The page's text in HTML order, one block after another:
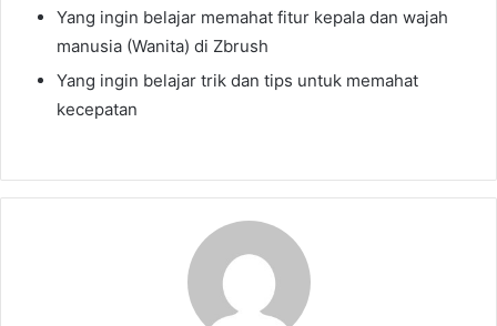
Yang ingin belajar memahat fitur kepala dan wajah
manusia (Wanita) di Zbrush
Yang ingin belajar trik dan tips untuk memahat
kecepatan